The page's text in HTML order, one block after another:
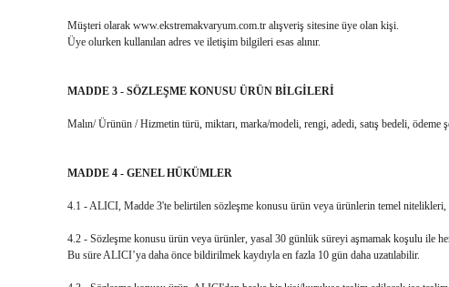
Müşteri olarak www.ekstremakvaryum.com.tr alışveriş sitesine üye olan kişi.
Üye olurken kullanılan adres ve iletişim bilgileri esas alınır.
MADDE 3 - SÖZLEŞME KONUSU ÜRÜN BİLGİLERİ
Malın/ Ürünün / Hizmetin türü, miktarı, marka/modeli, rengi, adedi, satış bedeli, ödeme
MADDE 4 - GENEL HÜKÜMLER
4.1 - ALICI, Madde 3'te belirtilen sözleşme konusu ürün veya ürünlerin temel
4.2 - Sözleşme konusu ürün veya ürünler, yasal 30 günlük süreyi aşmamak koşulu ile
Bu süre ALICI’ya daha önce bildirilmek kaydıyla en fazla 10 gün daha uzatılabilir.